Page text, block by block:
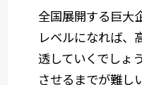
全国展開する巨大
レベルになれば、
透していくでしょ
させるまでが難し